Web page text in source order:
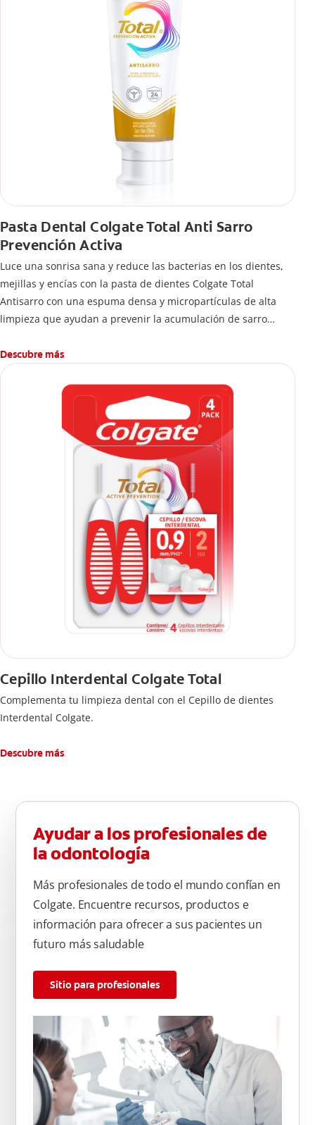
Pasta Dental Colgate Total Anti Sarro
Prevención Activa
Luce una sonrisa sana y reduce las bacterias en los dientes,
mejillas y encías con la pasta de dientes Colgate Total
Antisarro con una espuma densa y micropartículas de alta
limpieza que ayudan a prevenir la acumulación de sarro
Descubre más
Cepillo Interdental Colgate Total
Complementa tu limpieza dental con el Cepillo de dientes
Interdental Colgate.
Descubre más
Ayudar a los profesionales de
la odontología
Más profesionales de todo el mundo confían en
Colgate. Encuentre recursos, productos e
información para ofrecer a sus pacientes un
futuro más saludable
Sitio para profesionales